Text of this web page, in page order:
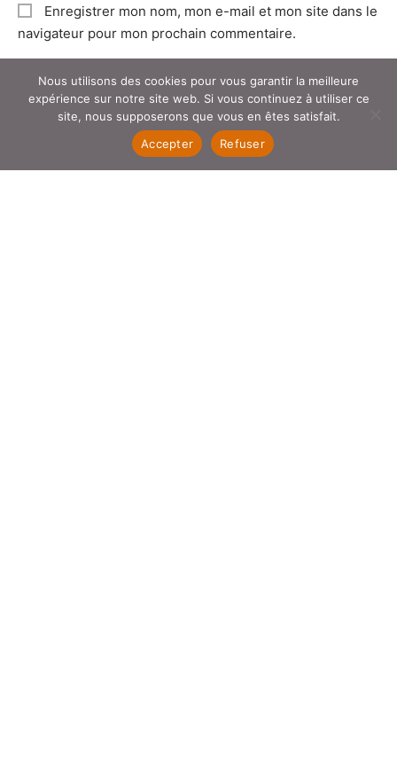
Enregistrer mon nom, mon e-mail et mon site dans le
navigateur pour mon prochain commentaire.
Nous utilisons des cookies pour vous garantir la meilleure
expérience sur notre site web. Si vous continuez à utiliser ce
site, nous supposerons que vous en êtes satisfait.
Accepter
Refuser